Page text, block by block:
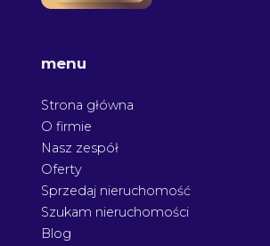
menu
Strona główna
O firmie
Nasz zespół
Oferty
Sprzedaj nieruchomość
Szukam nieruchomości
Blog